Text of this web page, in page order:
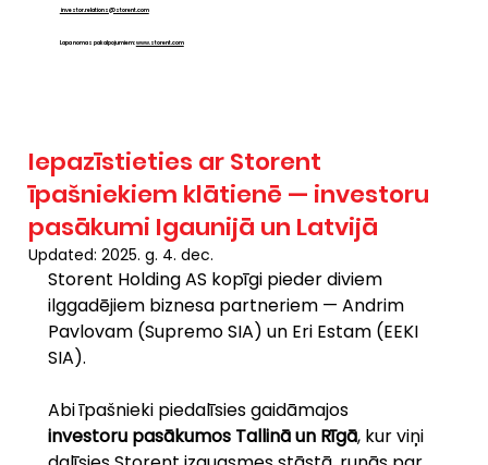
investor.relations@storent.com
Lapa nomas pakalpojumiem:www.storent.com
Iepazīstieties ar Storent
īpašniekiem klātienē — investoru
pasākumi Igaunijā un Latvijā
Updated:2025. g. 4. dec.
Storent Holding AS kopīgi pieder diviem
ilggadējiem biznesa partneriem — Andrim
Pavlovam (Supremo SIA) un Eri Estam (EEKI
SIA).
Abi īpašnieki piedalīsies gaidāmajos
investoru pasākumos Tallinā un Rīgā, kur viņi